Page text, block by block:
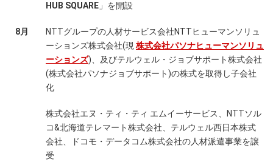
HUB SQUARE 」を開設
8月
NTTグループの人材サービス会社NTTヒューマンソリュ
ーションズ株式会社(現 株式会社パソナヒューマンソリュ
ーションズ)、及びテルウェル・ジョブサポート株式会社
(株式会社パソナジョブサポート)の株式を取得し子会社
化
株式会社エヌ・ティ・ティ エムイーサービス、NTTソル
コ&北海道テレマート株式会社、テルウェル西日本株式
会社、ドコモ・データコム株式会社の人材派遣事業を譲
受